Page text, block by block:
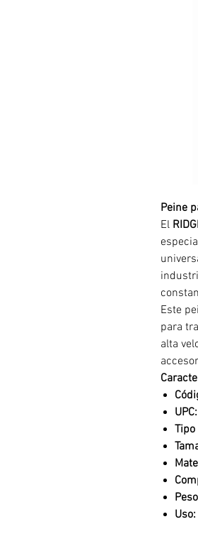
Peine
El
Este
para
alta
UPC:
Uso: